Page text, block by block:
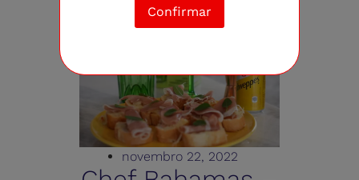
Confirmar
novembro 22, 2022